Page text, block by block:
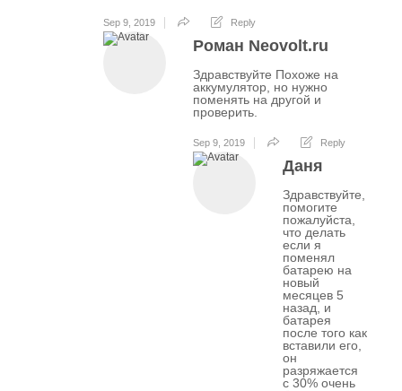
Sep 9, 2019 Reply
Роман Neovolt.ru
Здравствуйте Похоже на
аккумулятор, но нужно
поменять на другой и
проверить.
Sep 9, 2019 Reply
Даня
Здравствуйте,
помогите
пожалуйста,
что делать
если я
поменял
батарею на
новый
месяцев 5
назад, и
батарея
после того как
вставили его,
он
разряжается
с 30% очень